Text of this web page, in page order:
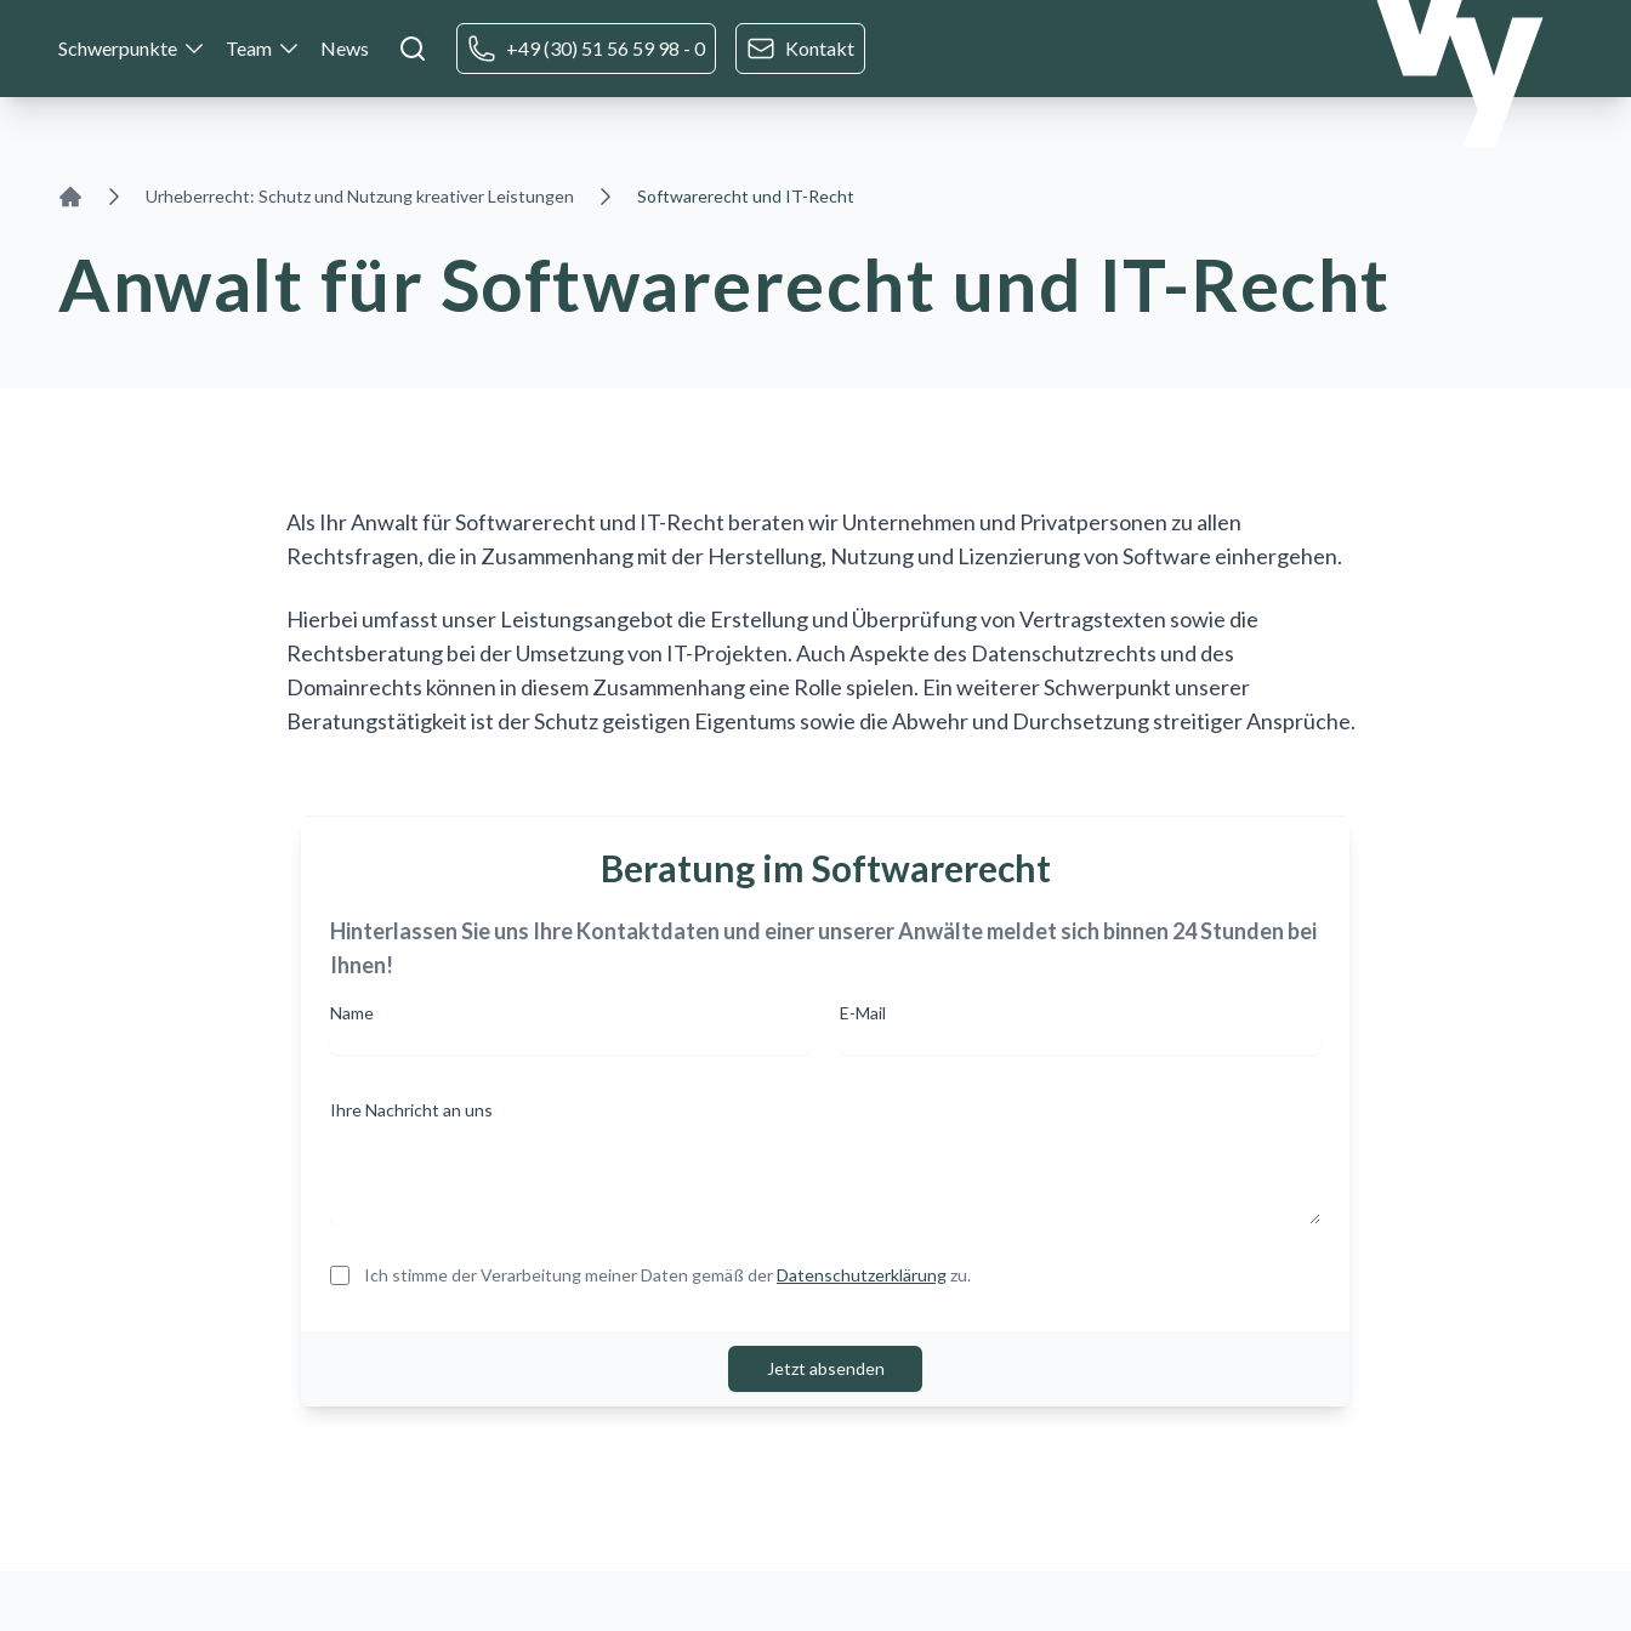
Schwerpunkte Team News +49 (30) 51 56 59 98 - 0 Kontakt
Urheberrecht: Schutz und Nutzung kreativer Leistungen Softwarerecht und IT-Recht
Anwalt für Softwarerecht und IT-Recht
Als Ihr Anwalt für Softwarerecht und IT-Recht beraten wir Unternehmen und Privatpersonen zu allen
Rechtsfragen, die in Zusammenhang mit der Herstellung, Nutzung und Lizenzierung von Software einhergehen.
Hierbei umfasst unser Leistungsangebot die Erstellung und Überprüfung von Vertragstexten sowie die
Rechtsberatung bei der Umsetzung von IT-Projekten. Auch Aspekte des Datenschutzrechts und des
Domainrechts können in diesem Zusammenhang eine Rolle spielen. Ein weiterer Schwerpunkt unserer
Beratungstätigkeit ist der Schutz geistigen Eigentums sowie die Abwehr und Durchsetzung streitiger Ansprüche.
Beratung im Softwarerecht
Hinterlassen Sie uns Ihre Kontaktdaten und einer unserer Anwälte meldet sich binnen 24 Stunden bei
Ihnen!
Name E-Mail
Ihre Nachricht an uns
Ich stimme der Verarbeitung meiner Daten gemäß derDatenschutzerklärungzu.
Jetzt absenden